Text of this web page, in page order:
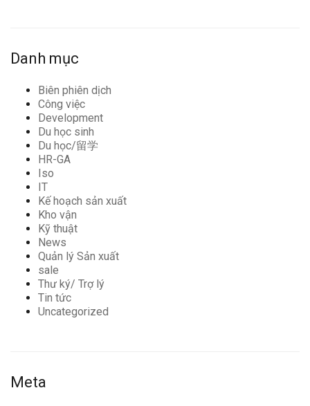
Danh mục
Biên phiên dịch
Công việc
Development
Du học sinh
Du học/留学
HR-GA
Iso
IT
Kế hoạch sản xuất
Kho vận
Kỹ thuật
News
Quản lý Sản xuất
sale
Thư ký/ Trợ lý
Tin tức
Uncategorized
Meta